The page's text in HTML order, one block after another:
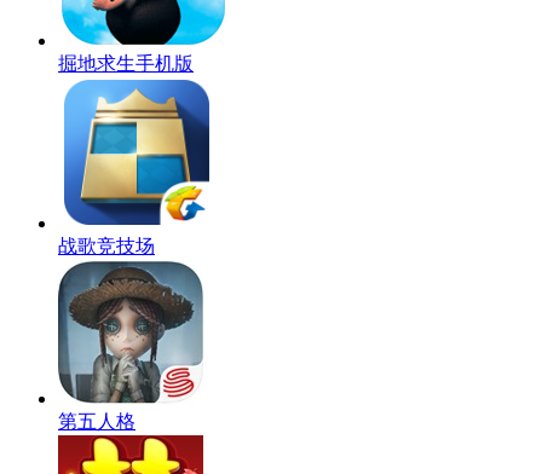
掘地求生手机版
战歌竞技场
第五人格